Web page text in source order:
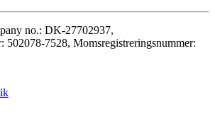
no.: DK-27702937,
502078-7528, Momsregistreringsnummer: